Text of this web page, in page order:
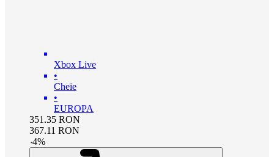
Xbox Live
•
Cheie
•
EUROPA
351.35 RON
367.11 RON
-4%